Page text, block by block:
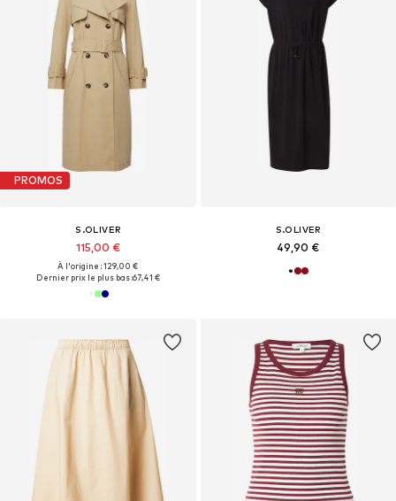
PROMOS
S.OLIVER
115,00 €
À l'origine : 129,00 €
Dernier prix le plus bas :67,41 €
S.OLIVER
49,90 €